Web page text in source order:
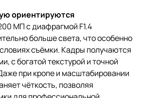
ориентируются
МП с диафрагмой F1.4
больше света, что особенно
съёмки. Кадры получаются
с богатой текстурой и точной
при кропе и масштабировании
чёткость, позволяя